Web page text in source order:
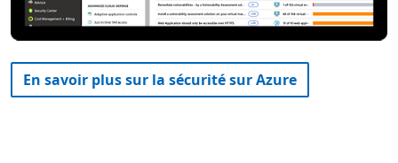
En savoir plus sur la sécurité sur Azure